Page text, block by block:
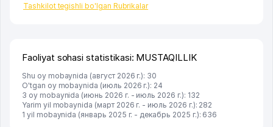
Tashkilot tegishli bo'lgan Rubrikalar
Faoliyat sohasi statistikasi: MUSTAQILLIK
Shu oy mobaynida (август 2026 г.): 30
O'tgan oy mobaynida (июль 2026 г.): 24
3 oy mobaynida (июнь 2026 г. - июль 2026 г.): 132
Yarim yil mobaynida (март 2026 г. - июль 2026 г.): 282
1 yil mobaynida (январь 2025 г. - декабрь 2025 г.): 636